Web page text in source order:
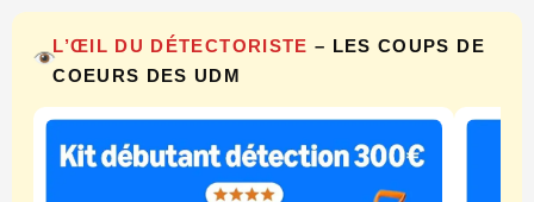
L’ŒIL DU DÉTECTORISTE – LES COUPS DE
COEURS DES UDM